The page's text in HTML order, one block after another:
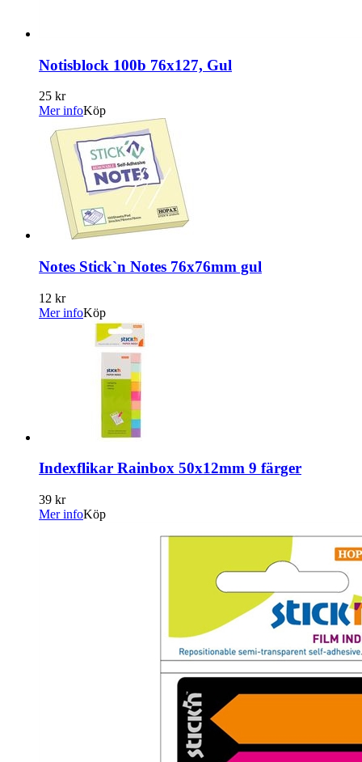
Notisblock 100b 76x127, Gul
25 kr
Mer infoKöp
Notes Stick`n Notes 76x76mm gul
12 kr
Mer infoKöp
Indexflikar Rainbox 50x12mm 9 färger
39 kr
Mer infoKöp